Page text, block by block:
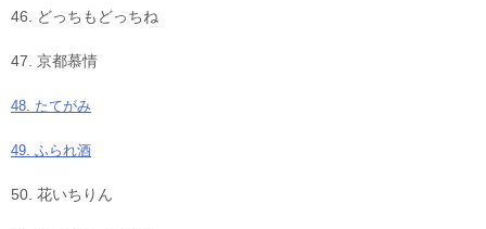
46. どっちもどっちね
47. 京都慕情
48. たてがみ
49. ふられ酒
50. 花いちりん